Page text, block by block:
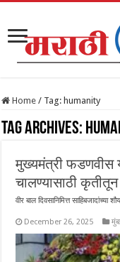
Home / Tag: humanity
Tag Archives:
मुख्यमंत्री फडणवीस
चालण्यासाठी
वीर बाल दिवसानिमित्त साहिबजादांच्या
December 26, 2025